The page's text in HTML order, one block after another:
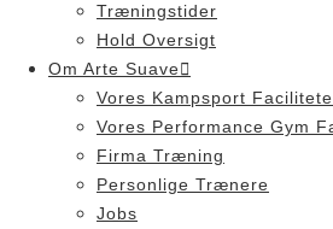
Træningstider
Hold Oversigt
Om Arte Suave
Vores Kampsport
Vores Performance Gym
Firma Træning
Personlige Trænere
Jobs